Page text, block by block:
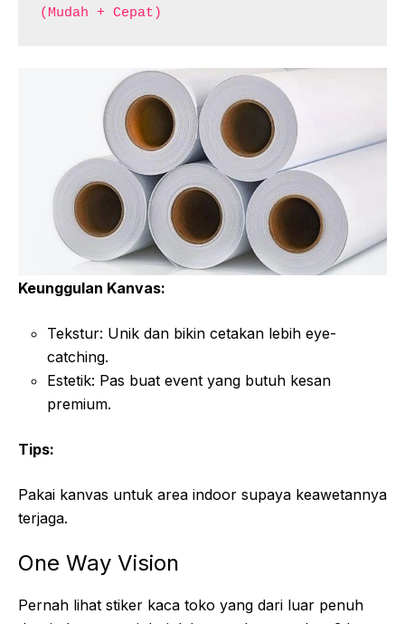
(Mudah + Cepat)
Keunggulan Kanvas:
Tekstur: Unik dan bikin cetakan lebih eye-
catching.
Estetik: Pas buat event yang butuh kesan
premium.
Tips:
Pakai kanvas untuk area indoor supaya keawetannya
terjaga.
One Way Vision
Pernah lihat stiker kaca toko yang dari luar penuh